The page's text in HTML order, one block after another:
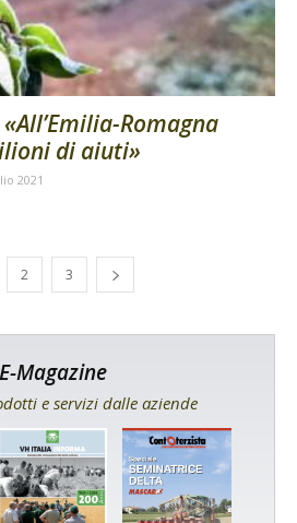
Romagna
di aiuti»
2021
2 3
E-Magazine
e servizi dalle aziende